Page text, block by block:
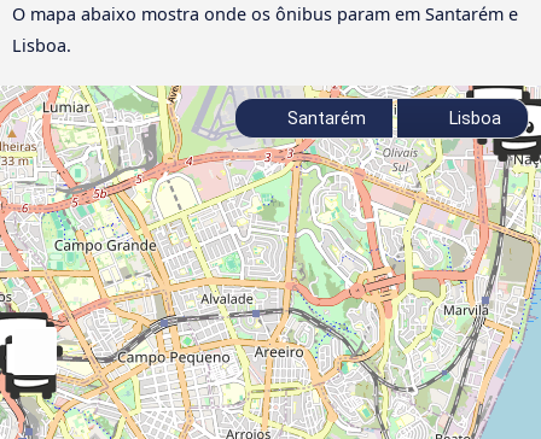
O mapa abaixo mostra onde os ônibus param em Santarém e
Lisboa.
Santarém Lisboa